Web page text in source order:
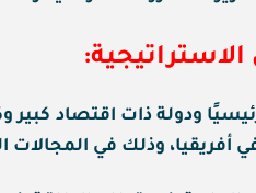
ودولة ذات اقتصاد كبير
أفريقيا، وذلك في المجالات